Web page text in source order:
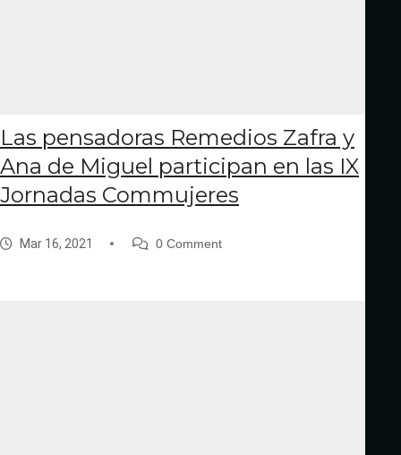
Las pensadoras Remedios Zafra y
Ana de Miguel participan en las IX
Jornadas Commujeres
Mar 16, 2021 0 Comment